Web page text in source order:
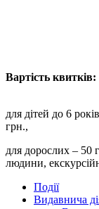
для дітей до 6
грн.,
для дорослих – 50
людини,
Події
Видавнича